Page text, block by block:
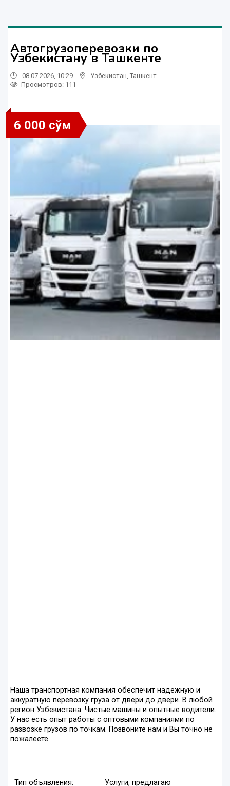
Автогрузоперевозки по
Узбекистану в Ташкенте
08.07.2026, 10:29 Узбекистан Ташкент
Просмотров: 111
6 000 сўм
Наша транспортная компания обеспечит надежную и
аккуратную перевозку груза от двери до двери. В любой
регион Узбекистана. Чистые машины и опытные водители.
У нас есть опыт работы с оптовыми компаниями по
развозке грузов по точкам. Позвоните нам и Вы точно не
пожалеете.
Тип объявления: Услуги, предлагаю